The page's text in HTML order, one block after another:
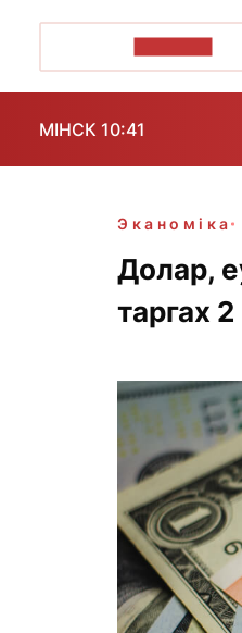
МІНСК 10:41
Эканоміка
Долар,
таргах